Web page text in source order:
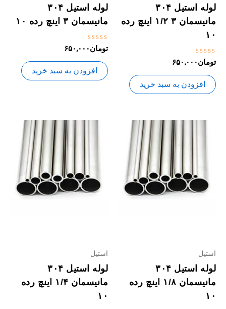
لوله استیل ۳۰۴
مانیسمان ۳ ۱/۲ اینچ رده
۱۰
نمره
0
از
5
تومان۶۵۰,۰۰۰
افزودن به سبد خرید
لوله استیل ۳۰۴
مانیسمان ۳ اینچ رده ۱۰
نمره
0
از
5
تومان۶۵۰,۰۰۰
افزودن به سبد خرید
استیل
لوله استیل ۳۰۴
مانیسمان ۱/۸ اینچ رده
۱۰
استیل
لوله استیل ۳۰۴
مانیسمان ۱/۴ اینچ رده
۱۰